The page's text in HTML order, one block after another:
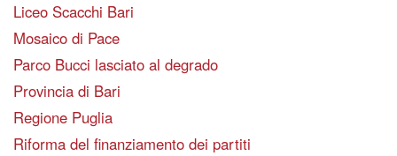
Liceo Scacchi Bari
Mosaico di Pace
Parco Bucci lasciato al degrado
Provincia di Bari
Regione Puglia
Riforma del finanziamento dei partiti